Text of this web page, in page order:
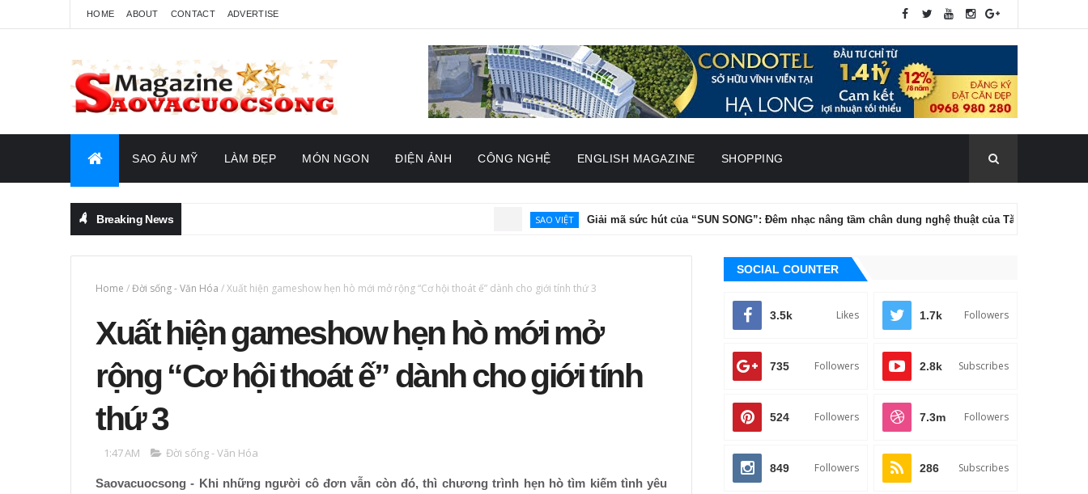
HOME ABOUT CONTACT ADVERTISE
SAO ÂU MỸ LÀM ĐẸP MÓN NGON ĐIỆN ẢNH CÔNG NGHỆ ENGLISH MAGAZINE SHOPPING
Breaking News Giải mã sức hút của “SUN SONG”: Đêm nhạc nâng tầm chân dung nghệ thuật của Tăng Phúc
Home /Đời sống - Văn Hóa /Xuất hiện gameshow hẹn hò mới mở rộng “Cơ hội thoát ế” dành cho giới tính thứ 3
Xuất hiện gameshow hẹn hò mới mở
rộng “Cơ hội thoát ế” dành cho giới tính
thứ 3
1:47 AM Đời sống - Văn Hóa
Saovacuocsong - Khi những người cô đơn vẫn còn đó, thì chương trình hẹn hò tìm kiếm tình yêu
SOCIAL COUNTER
3.5k Likes 1.7k Followers
735 Followers 2.8k Subscribes
524 Followers 7.3m Followers
849 Followers 286 Subscribes